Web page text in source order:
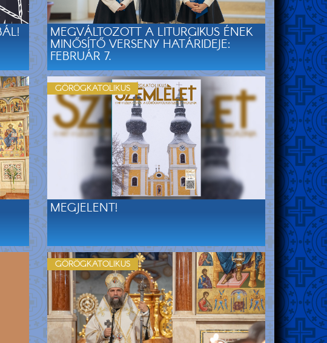
MEGVÁLTOZOTT A LITURGIKUS ÉNEK
MINŐSÍTŐ VERSENY HATÁRIDEJE:
FEBRUÁR 7.
MEGJELENT!
GÖRÖGKATOLIKUS
GÖRÖGKATOLIKUS